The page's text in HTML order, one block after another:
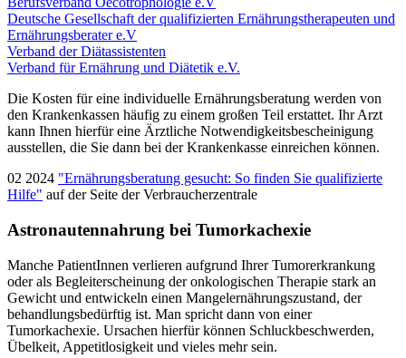
Deutsche Gesellschaft der qualifizierten Ernährungstherapeuten und
Ernährungsberater e.V
Verband der Diätassistenten
Verband für Ernährung und Diätetik e.V.
Die Kosten für eine individuelle Ernährungsberatung werden von
den Krankenkassen häufig zu einem großen Teil erstattet. Ihr Arzt
kann Ihnen hierfür eine Ärztliche Notwendigkeitsbescheinigung
ausstellen, die Sie dann bei der Krankenkasse einreichen können.
02 2024 "Ernährungsberatung gesucht: So finden Sie qualifizierte
Hilfe" auf der Seite der Verbraucherzentrale
Astronautennahrung bei Tumorkachexie
Manche PatientInnen verlieren aufgrund Ihrer Tumorerkrankung
oder als Begleiterscheinung der onkologischen Therapie stark an
Gewicht und entwickeln einen Mangelernährungszustand, der
behandlungsbedürftig ist. Man spricht dann von einer
Tumorkachexie. Ursachen hierfür können Schluckbeschwerden,
Übelkeit, Appetitlosigkeit und vieles mehr sein.